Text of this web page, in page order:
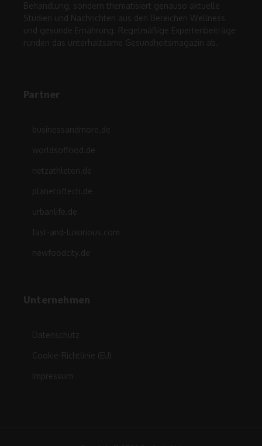
Behandlung, sondern thematisiert genauso aktuelle
Studien und Nachrichten aus den Bereichen Wellness
und gesunde Ernährung. Regelmäßige Expertenbeiträge
runden das unterhaltsame Gesundheitsmagazin ab.
Partner
businessandmore.de
worldsoffood.de
netzathleten.de
planetoftech.de
urbanlife.de
fast-and-luxurious.com
newfoodcity.de
Unternehmen
Datenschutz
Cookie-Richtlinie (EU)
Impressum